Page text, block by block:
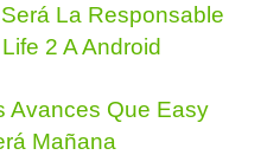
La Responsable
2 A Android
Avances Que Easy
Mañana